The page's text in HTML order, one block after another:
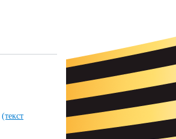
(текст